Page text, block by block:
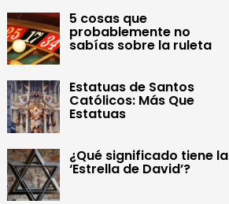
5 cosas que
probablemente no
sabías sobre la ruleta
Estatuas de Santos
Católicos: Más Que
Estatuas
¿Qué significado tiene la
‘Estrella de David’?